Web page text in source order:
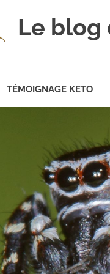
Le blog
TÉMOIGNAGE KETO